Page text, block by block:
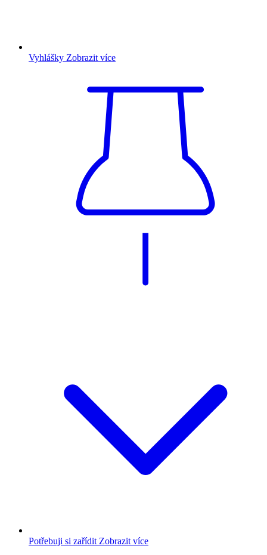
Vyhlášky Zobrazit více
Potřebuji si zařídit Zobrazit více